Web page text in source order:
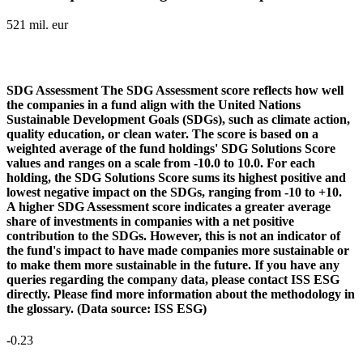
521 mil. eur
SDG Assessment The SDG Assessment score reflects how well
the companies in a fund align with the United Nations
Sustainable Development Goals (SDGs), such as climate action,
quality education, or clean water. The score is based on a
weighted average of the fund holdings' SDG Solutions Score
values and ranges on a scale from -10.0 to 10.0. For each
holding, the SDG Solutions Score sums its highest positive and
lowest negative impact on the SDGs, ranging from -10 to +10.
A higher SDG Assessment score indicates a greater average
share of investments in companies with a net positive
contribution to the SDGs. However, this is not an indicator of
the fund's impact to have made companies more sustainable or
to make them more sustainable in the future. If you have any
queries regarding the company data, please contact ISS ESG
directly. Please find more information about the methodology in
the glossary. (Data source: ISS ESG)
-0.23